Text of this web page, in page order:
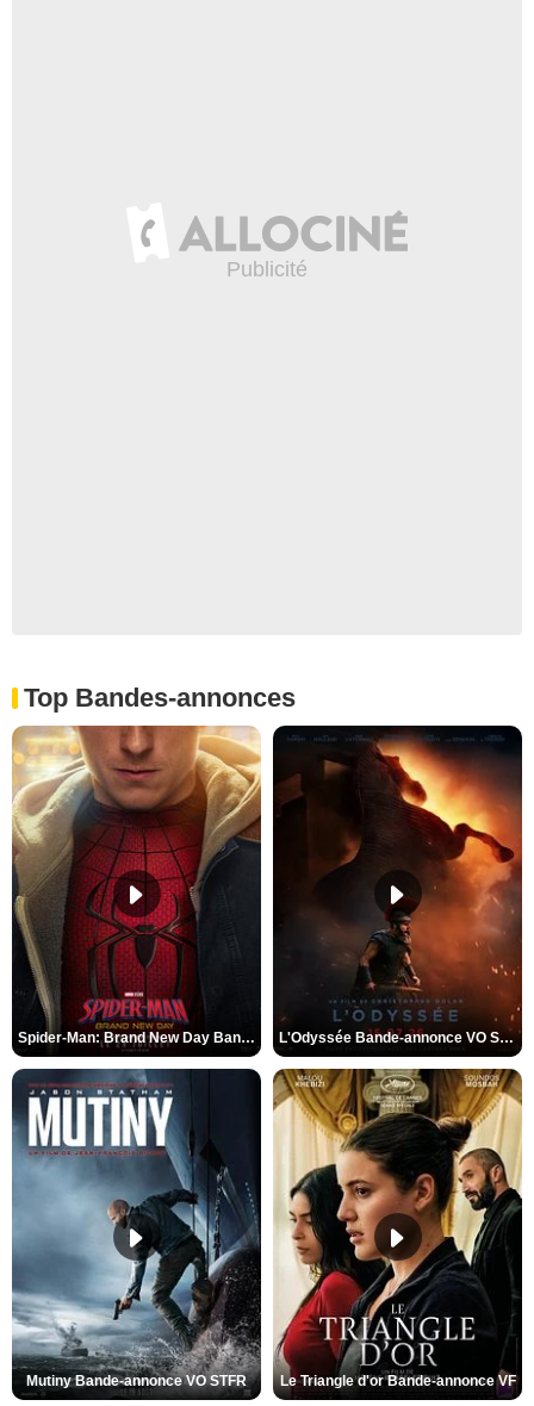
Top Bandes-annonces
Spider-Man: Brand New Day Bande-annonce VO STFR L'Odyssée Bande-annonce VO STFR
Mutiny Bande-annonce VO STFR Le Triangle d'or Bande-annonce VF